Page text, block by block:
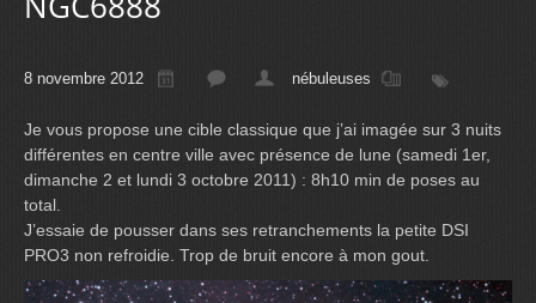
8 novembre 2012 nébuleuses
Je vous propose une cible classique que j’ai imagée sur 3 nuits
différentes en centre ville avec présence de lune (samedi 1er,
dimanche 2 et lundi 3 octobre 2011) : 8h10 min de poses au
total.
J’essaie de pousser dans ses retranchements la petite DSI
PRO3 non refroidie. Trop de bruit encore à mon gout.